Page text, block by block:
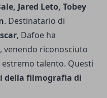
Jared Leto, Tobey
. Destinatario di
, Dafoe ha
venendo riconosciuto
talento. Questi
della filmografia di